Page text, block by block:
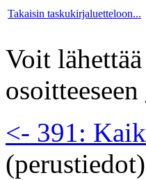
Takaisin taskukirjaluetteloon...
Voit
osoitteeseen
<- 391:
(perustiedot)